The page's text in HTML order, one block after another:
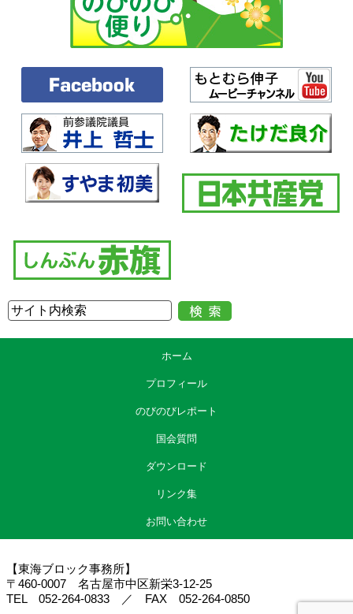
ホーム
プロフィール
のびのびレポート
国会質問
ダウンロード
リンク集
お問い合わせ
【東海ブロック事務所】
〒460-0007 名古屋市中区新栄3-12-25
TEL 052-264-0833 ／ FAX 052-264-0850